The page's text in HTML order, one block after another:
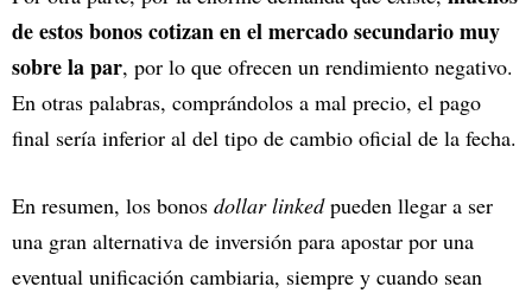
de estos bonos cotizan en el mercado secundario muy
sobre la par, por lo que ofrecen un rendimiento negativo.
En otras palabras, comprándolos a mal precio, el pago
final sería inferior al del tipo de cambio oficial de la fecha.
En resumen, los bonos dollar linkedpueden llegar a ser
una gran alternativa de inversión para apostar por una
eventual unificación cambiaria, siempre y cuando sean